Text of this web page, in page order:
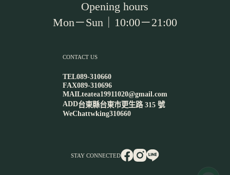
Opening hours
Mon－Sun｜10:00－21:00
CONTACT US
TEL089-310660
FAX089-310696
MAILteatea19911020@gmail.com
ADD台東縣台東市更生路 315 號
WeChattwking310660
STAY CONNECTED